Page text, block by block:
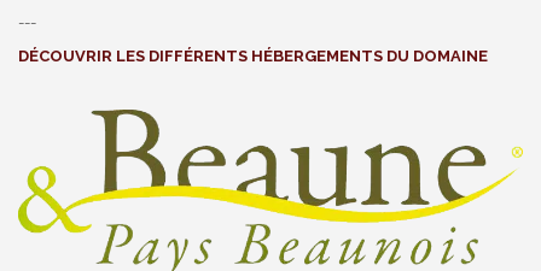
---
DÉCOUVRIR LES DIFFÉRENTS HÉBERGEMENTS DU DOMAINE